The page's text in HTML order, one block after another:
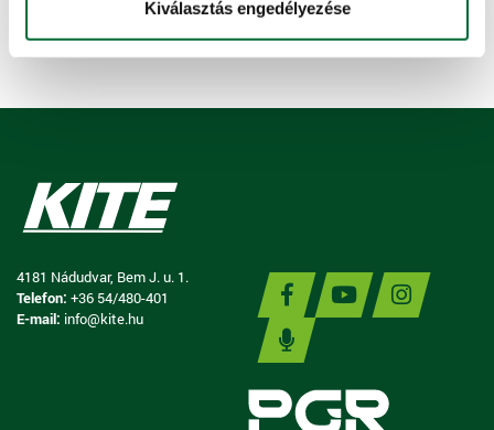
Kiválasztás engedélyezése
Részletes információ »
4181 Nádudvar, Bem J. u. 1.
Telefon: +36 54/480-401
E-mail: info@kite.hu